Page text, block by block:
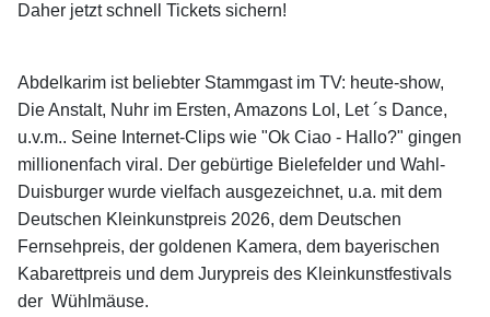
Daher jetzt schnell Tickets sichern!
Abdelkarim ist beliebter Stammgast im TV: heute-show,
Die Anstalt, Nuhr im Ersten, Amazons Lol, Let ´s Dance,
u.v.m.. Seine Internet-Clips wie "Ok Ciao - Hallo?" gingen
millionenfach viral. Der gebürtige Bielefelder und Wahl-
Duisburger wurde vielfach ausgezeichnet, u.a. mit dem
Deutschen Kleinkunstpreis 2026, dem Deutschen
Fernsehpreis, der goldenen Kamera, dem bayerischen
Kabarettpreis und dem Jurypreis des Kleinkunstfestivals
der Wühlmäuse.